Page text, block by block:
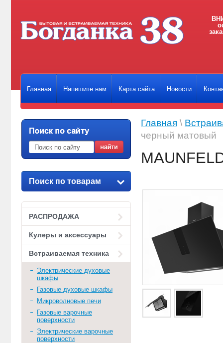
Главная Напишите нам Карта сайта Новости
Поиск по товарам
РАСПРОДАЖА
Кулеры и аксессуары
Встраиваемая техника
Электрические духовые
шкафы
Газовые духовые шкафы
Микроволновые печи
Газовые варочные
поверхности
Электрические варочные
поверхности
Главная \
черный матовый